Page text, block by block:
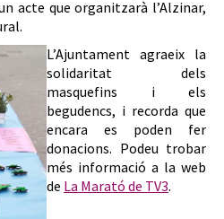
acte que organitzarà l’Alzinar,
L’Ajuntament agraeix la
solidaritat dels
masquefins i els
begudencs, i recorda que
encara es poden fer
donacions. Podeu trobar
més informació a la web
de La Marató de TV3.